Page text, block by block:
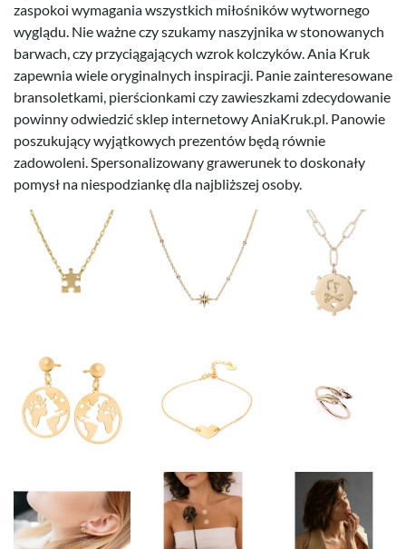
zaspokoi wymagania wszystkich miłośników wytwornego
wyglądu. Nie ważne czy szukamy naszyjnika w stonowanych
barwach, czy przyciągających wzrok kolczyków. Ania Kruk
zapewnia wiele oryginalnych inspiracji. Panie zainteresowane
bransoletkami, pierścionkami czy zawieszkami zdecydowanie
powinny odwiedzić sklep internetowy AniaKruk.pl. Panowie
poszukujący wyjątkowych prezentów będą równie
zadowoleni. Spersonalizowany grawerunek to doskonały
pomysł na niespodziankę dla najbliższej osoby.